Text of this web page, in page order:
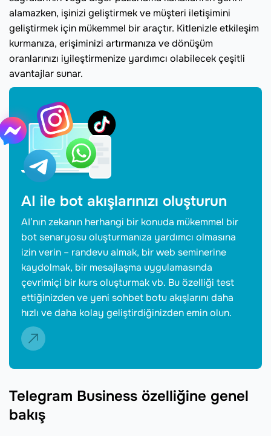
alamazken, işinizi geliştirmek ve müşteri iletişimini
geliştirmek için mükemmel bir araçtır. Kitlenizle etkileşim
kurmanıza, erişiminizi artırmanıza ve dönüşüm
oranlarınızı iyileştirmenize yardımcı olabilecek çeşitli
avantajlar sunar.
AI ile bot akışlarınızı oluşturun
AI’nın zekanın herhangi bir konuda mükemmel bir
bot senaryosu oluşturmanıza yardımcı olmasına
izin verin – randevu almak, bir web seminerine
kaydolmak, bir mesajlaşma uygulamasında
çevrimiçi bir kurs oluşturmak vb. Bu özelliği test
ettiğinizden ve yeni sohbet botu akışlarını daha
hızlı ve daha kolay geliştirdiğinizden emin olun.
Telegram Business özelliğine genel
bakış